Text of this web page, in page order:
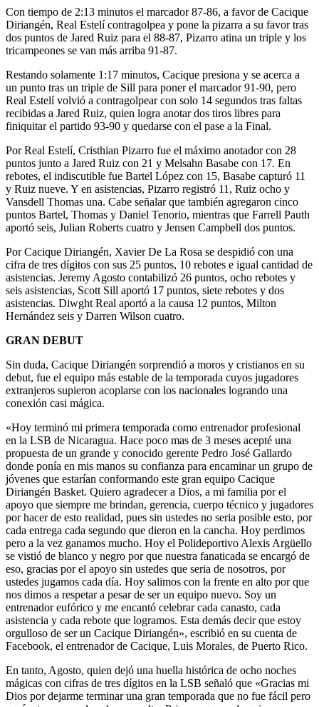
Con tiempo de 2:13 minutos el marcador 87-86, a favor de Cacique
Diriangén, Real Estelí contragolpea y pone la pizarra a su favor tras
dos puntos de Jared Ruiz para el 88-87, Pizarro atina un triple y los
tricampeones se van más arriba 91-87.
Restando solamente 1:17 minutos, Cacique presiona y se acerca a
un punto tras un triple de Sill para poner el marcador 91-90, pero
Real Estelí volvió a contragolpear con solo 14 segundos tras faltas
recibidas a Jared Ruiz, quien logra anotar dos tiros libres para
finiquitar el partido 93-90 y quedarse con el pase a la Final.
Por Real Estelí, Cristhian Pizarro fue el máximo anotador con 28
puntos junto a Jared Ruiz con 21 y Melsahn Basabe con 17. En
rebotes, el indiscutible fue Bartel López con 15, Basabe capturó 11
y Ruiz nueve. Y en asistencias, Pizarro registró 11, Ruiz ocho y
Vansdell Thomas una. Cabe señalar que también agregaron cinco
puntos Bartel, Thomas y Daniel Tenorio, mientras que Farrell Pauth
aportó seis, Julian Roberts cuatro y Jensen Campbell dos puntos.
Por Cacique Diriangén, Xavier De La Rosa se despidió con una
cifra de tres dígitos con sus 25 puntos, 10 rebotes e igual cantidad de
asistencias. Jeremy Agosto contabilizó 26 puntos, ocho rebotes y
seis asistencias, Scott Sill aportó 17 puntos, siete rebotes y dos
asistencias. Diwght Real aportó a la causa 12 puntos, Milton
Hernández seis y Darren Wilson cuatro.
GRAN DEBUT
Sin duda, Cacique Diriangén sorprendió a moros y cristianos en su
debut, fue el equipo más estable de la temporada cuyos jugadores
extranjeros supieron acoplarse con los nacionales logrando una
conexión casi mágica.
«Hoy terminó mi primera temporada como entrenador profesional
en la LSB de Nicaragua. Hace poco mas de 3 meses acepté una
propuesta de un grande y conocido gerente Pedro José Gallardo
donde ponía en mis manos su confianza para encaminar un grupo de
jóvenes que estarían conformando este gran equipo Cacique
Diriangén Basket. Quiero agradecer a Dios, a mi familia por el
apoyo que siempre me brindan, gerencia, cuerpo técnico y jugadores
por hacer de esto realidad, pues sin ustedes no seria posible esto, por
cada entrega cada segundo que dieron en la cancha. Hoy perdimos
pero a la vez ganamos mucho. Hoy el Polideportivo Alexis Argüello
se vistió de blanco y negro por que nuestra fanaticada se encargó de
eso, gracias por el apoyo sin ustedes que seria de nosotros, por
ustedes jugamos cada día. Hoy salimos con la frente en alto por que
nos dimos a respetar a pesar de ser un equipo nuevo. Soy un
entrenador eufórico y me encantó celebrar cada canasto, cada
asistencia y cada rebote que logramos. Esta demás decir que estoy
orgulloso de ser un Cacique Diriangén», escribió en su cuenta de
Facebook, el entrenador de Cacique, Luis Morales, de Puerto Rico.
En tanto, Agosto, quien dejó una huella histórica de ocho noches
mágicas con cifras de tres dígitos en la LSB señaló que «Gracias mi
Dios por dejarme terminar una gran temporada que no fue fácil pero